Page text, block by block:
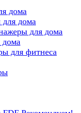
дома
дома
для дома
дома
для фитнеса